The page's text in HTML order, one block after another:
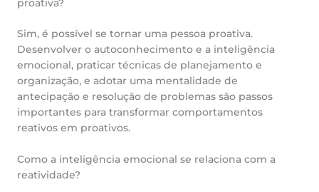
proativa?
Sim, é possível se tornar uma pessoa proativa.
Desenvolver o autoconhecimento e a inteligência
emocional, praticar técnicas de planejamento e
organização, e adotar uma mentalidade de
antecipação e resolução de problemas são passos
importantes para transformar comportamentos
reativos em proativos.
Como a inteligência emocional se relaciona com a
reatividade?